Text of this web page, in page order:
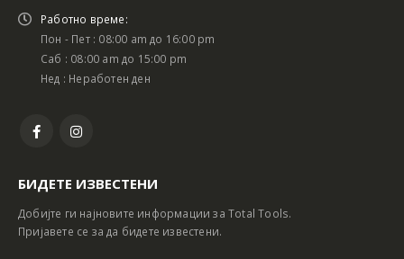
Батериски сет Ротирачки Чекан и Бормашина 20V
Работно време:
Пон - Пет : 08:00 am до 16:00 pm
Саб : 08:00 am до 15:00 pm
Нед : Неработен ден
БИДЕТЕ ИЗВЕСТЕНИ
Добијте ги најновите информации за Total Tools.
Пријавете се за да бидете известени.